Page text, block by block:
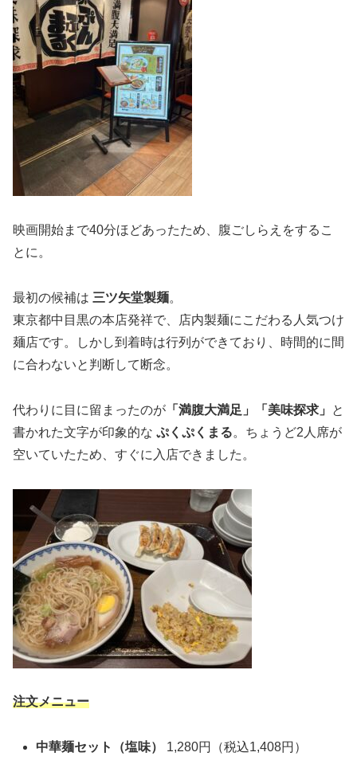
映画開始まで40分ほどあったため、腹ごしらえをするこ
とに。
最初の候補は 三ツ矢堂製麺。
東京都中目黒の本店発祥で、店内製麺にこだわる人気つけ
麺店です。しかし到着時は行列ができており、時間的に間
に合わないと判断して断念。
代わりに目に留まったのが 「満腹大満足」「美味探求」
と
書かれた文字が印象的な ぷくぷくまる。ちょうど2人席が
空いていたため、すぐに入店できました。
注文メニュー
中華麺セット（塩味）
1,280円（税込1,408円）